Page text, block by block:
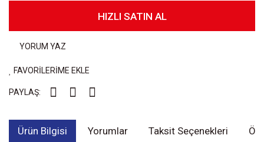
HIZLI SATIN AL
YORUM YAZ
FAVORİLERİME EKLE
PAYLAŞ:
Ürün Bilgisi Yorumlar Taksit Seçenekleri